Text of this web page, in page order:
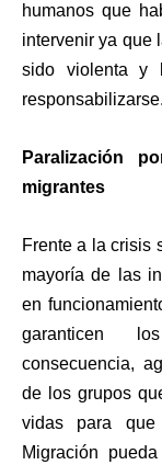
humanos que
intervenir ya que
sido violenta y
responsabilizarse.
Paralización
migrantes
Frente a la crisis
mayoría de las
en
garanticen
consecuencia,
de los grupos
vidas para
Migración